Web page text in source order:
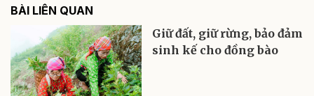
BÀI LIÊN QUAN
Giữ đất, giữ rừng, bảo đảm
sinh kế cho đồng bào